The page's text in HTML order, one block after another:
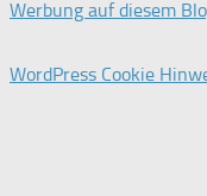
Werbung auf diesem
WordPress Cookie